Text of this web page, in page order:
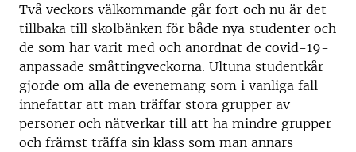
Två veckors välkommande går fort och nu är det
tillbaka till skolbänken för både nya studenter och
de som har varit med och anordnat de covid-19-
anpassade småttingveckorna. Ultuna studentkår
gjorde om alla de evenemang som i vanliga fall
innefattar att man träffar stora grupper av
personer och nätverkar till att ha mindre grupper
och främst träffa sin klass som man annars